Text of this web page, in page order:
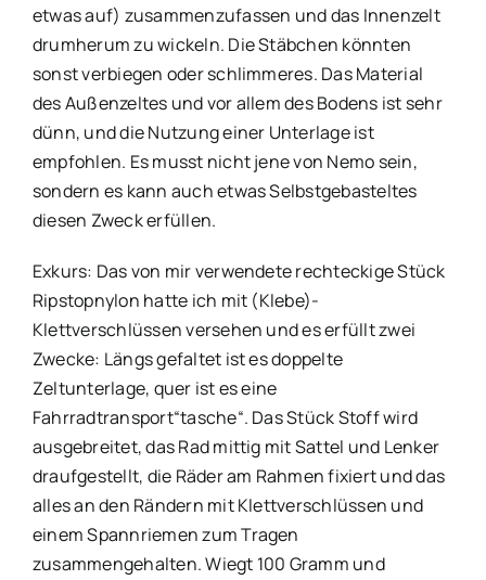
etwas auf) zusammenzufassen und das Innenzelt
drumherum zu wickeln. Die Stäbchen könnten
sonst verbiegen oder schlimmeres. Das Material
des Außenzeltes und vor allem des Bodens ist sehr
dünn, und die Nutzung einer Unterlage ist
empfohlen. Es musst nicht jene von Nemo sein,
sondern es kann auch etwas Selbstgebasteltes
diesen Zweck erfüllen.
Exkurs: Das von mir verwendete rechteckige Stück
Ripstopnylon hatte ich mit (Klebe)-
Klettverschlüssen versehen und es erfüllt zwei
Zwecke: Längs gefaltet ist es doppelte
Zeltunterlage, quer ist es eine
Fahrradtransport“tasche“. Das Stück Stoff wird
ausgebreitet, das Rad mittig mit Sattel und Lenker
draufgestellt, die Räder am Rahmen fixiert und das
alles an den Rändern mit Klettverschlüssen und
einem Spannriemen zum Tragen
zusammengehalten. Wiegt 100 Gramm und